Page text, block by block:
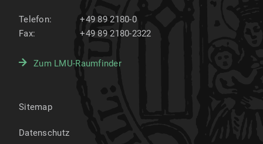
Telefon:
+49 89 2180-0
Fax:
+49 89 2180-2322
Zum LMU-Raumfinder
Sitemap
Datenschutz